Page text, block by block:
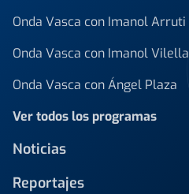
Onda Vasca con Imanol Arruti
Onda Vasca con Imanol Vilella
Onda Vasca con Ángel Plaza
Ver todos los programas
Noticias
Reportajes